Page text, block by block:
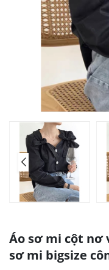
Áo sơ mi cột nơ
sơ mi bigsize